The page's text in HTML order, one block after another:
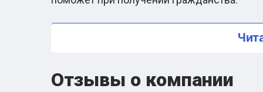
Главная информация о
работы юристов и предлагать
Отзывы о компании